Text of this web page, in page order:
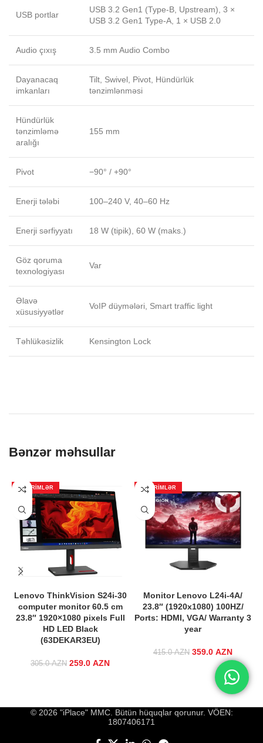
USB portlar
USB 3.2 Gen1 (Type-B, Upstream), 3 ×
USB 3.2 Gen1 Type-A, 1 × USB 2.0
Audio çıxış 3.5 mm Audio Combo
Dayanacaq
imkanları
Tilt, Swivel, Pivot, Hündürlük
tənzimlənməsi
Hündürlük
tənzimləmə
aralığı
155 mm
Pivot −90° / +90°
Enerji tələbi 100–240 V, 40–60 Hz
Enerji sərfiyyatı 18 W (tipik), 60 W (maks.)
Göz qoruma
texnologiyası
Var
Əlavə
xüsusiyyətlər
VoIP düymələri, Smart traffic light
Təhlükəsizlik Kensington Lock
Bənzər məhsullar
ENDIRIMLƏR
Lenovo ThinkVision S24i-30
computer monitor 60.5 cm
23.8″ 1920×1080 pixels Full
HD LED Black
(63DEKAR3EU)
305.0AZN
Original price
259.0 AZN
ENDIRIMLƏR
Monitor Lenovo L24i-4A/
23.8″ (1920х1080) 100HZ/
Ports: HDMI, VGA/ Warranty 3
year
415.0AZN
Original price
was:
415.0 AZN.
359.0 AZN
price
359.0
© 2026 "iPlace" MMC. Bütün hüquqlar qorunur. VÖEN:
1807406171